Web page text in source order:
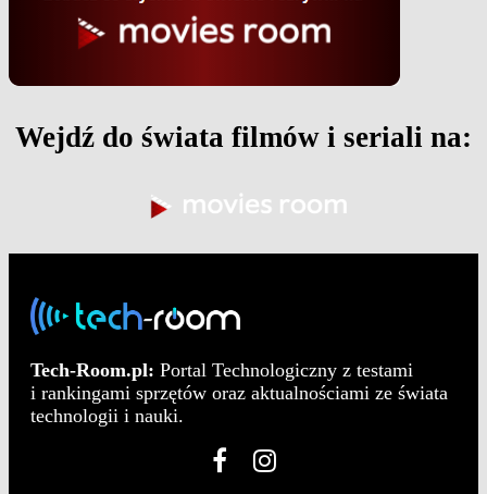
Wejdź do świata filmów i seriali na:
Tech-Room.pl: Portal Technologiczny z testami
i rankingami sprzętów oraz aktualnościami ze świata
technologii i nauki.